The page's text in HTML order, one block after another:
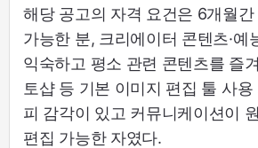
해당 공고의 자격 요건은 6개월
가능한 분, 크리에이터 콘텐츠·예
익숙하고 평소 관련 콘텐츠를 즐
토샵 등 기본 이미지 편집 툴 사용
피 감각이 있고 커뮤니케이션이
편집 가능한 자였다.